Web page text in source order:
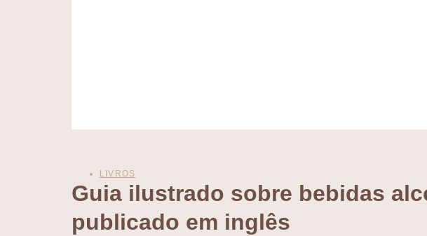
LIVROS
Guia ilustrado sobre bebidas
publicado em inglês